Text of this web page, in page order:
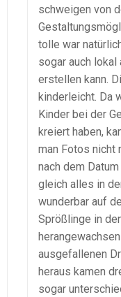
schweigen von
tolle war
sogar auch
erstellen kann.
kinderleicht. Da
Kinder bei der
kreiert haben,
man Fotos nicht
nach dem
gleich alles in
wunderbar auf
Sprößlinge in
ausgefallenen
heraus kamen
sogar